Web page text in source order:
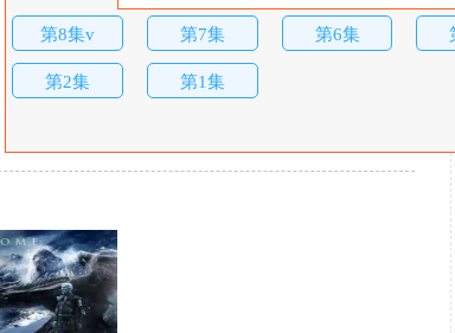
第8集v 第7集 第6集
第2集 第1集